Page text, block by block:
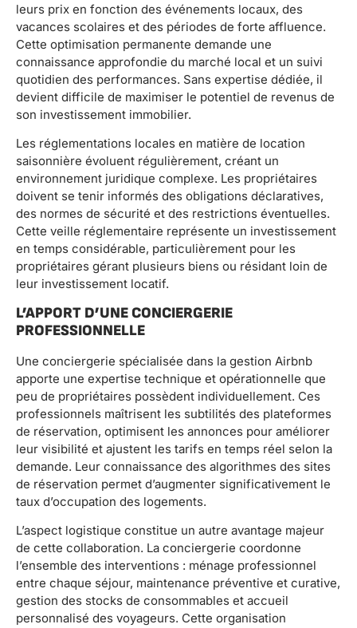
leurs prix en fonction des événements locaux, des
vacances scolaires et des périodes de forte affluence.
Cette optimisation permanente demande une
connaissance approfondie du marché local et un suivi
quotidien des performances. Sans expertise dédiée, il
devient difficile de maximiser le potentiel de revenus de
son investissement immobilier.
Les réglementations locales en matière de location
saisonnière évoluent régulièrement, créant un
environnement juridique complexe. Les propriétaires
doivent se tenir informés des obligations déclaratives,
des normes de sécurité et des restrictions éventuelles.
Cette veille réglementaire représente un investissement
en temps considérable, particulièrement pour les
propriétaires gérant plusieurs biens ou résidant loin de
leur investissement locatif.
L’APPORT D’UNE CONCIERGERIE
PROFESSIONNELLE
Une conciergerie spécialisée dans la gestion Airbnb
apporte une expertise technique et opérationnelle que
peu de propriétaires possèdent individuellement. Ces
professionnels maîtrisent les subtilités des plateformes
de réservation, optimisent les annonces pour améliorer
leur visibilité et ajustent les tarifs en temps réel selon la
demande. Leur connaissance des algorithmes des sites
de réservation permet d’augmenter significativement le
taux d’occupation des logements.
L’aspect logistique constitue un autre avantage majeur
de cette collaboration. La conciergerie coordonne
l’ensemble des interventions : ménage professionnel
entre chaque séjour, maintenance préventive et curative,
gestion des stocks de consommables et accueil
personnalisé des voyageurs. Cette organisation